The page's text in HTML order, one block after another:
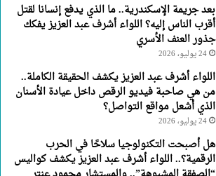
بعد جريمة الإسكندرية.. ما الذي يدفع إنسانا لقتل
أقرب الناس إليه؟ اللواء أشرف عبد العزيز يفكك
جذور العنف الأسري
24 يوليو، 2026
اللواء أشرف عبد العزيز يكشف الحقيقة الكاملة..
من هي صاحبة فيديو الرقص داخل عيادة الأسنان
الذي أشعل مواقع التواصل؟
24 يوليو، 2026
هل أصبحت التكنولوجيا سلاحًا في الحرب
الرقمية؟.. اللواء أشرف عبد العزيز يكشف كواليس